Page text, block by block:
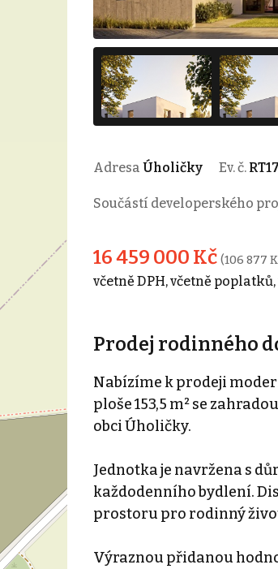
Adresa Úholičky Ev. č.
Součástí developerského
16 459 000 Kč (106 877
včetně DPH, včetně
Prodej rodinného
Nabízíme k prodeji
ploše 153,5 m² se
obci Úholičky.
Jednotka je navržena s
každodenního bydlení.
prostoru pro rodinný
Výraznou přidanou